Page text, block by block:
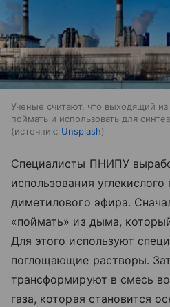
Ученые считают, что выходящий
поймать и использовать для
источник: Unsplash
Специалисты ПНИПУ
использования
диметилового эфира.
«поймать» из дыма,
Для этого используют
поглощающие растворы.
трансформируют в смесь
газа, которая становится